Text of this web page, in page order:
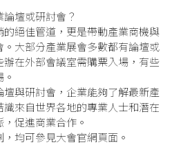
壇或研討會？
的絕佳管道，更是帶動產業商機與
大部分產業展會多數都有論壇或
在外部會議室需購票入場，有些
與研討會，企業能夠了解最新產
來自世界各地的專業人士和潛在
促進商業合作。
均可參見大會官網頁面。